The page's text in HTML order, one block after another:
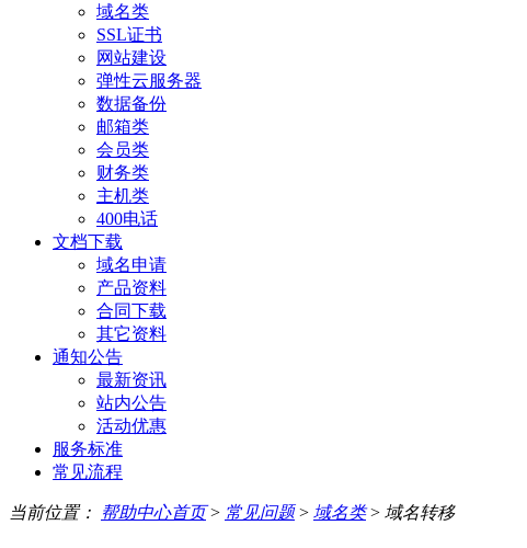
域名类
SSL证书
网站建设
弹性云服务器
数据备份
邮箱类
会员类
财务类
主机类
400电话
文档下载
域名申请
产品资料
合同下载
其它资料
通知公告
最新资讯
站内公告
活动优惠
服务标准
常见流程
当前位置： 帮助中心首页> 常见问题> 域名类> 域名转移